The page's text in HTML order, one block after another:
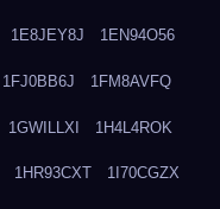
1E8JEY8J 1EN94O56
1FJ0BB6J 1FM8AVFQ
1GWILLXI 1H4L4ROK
1HR93CXT 1I70CGZX